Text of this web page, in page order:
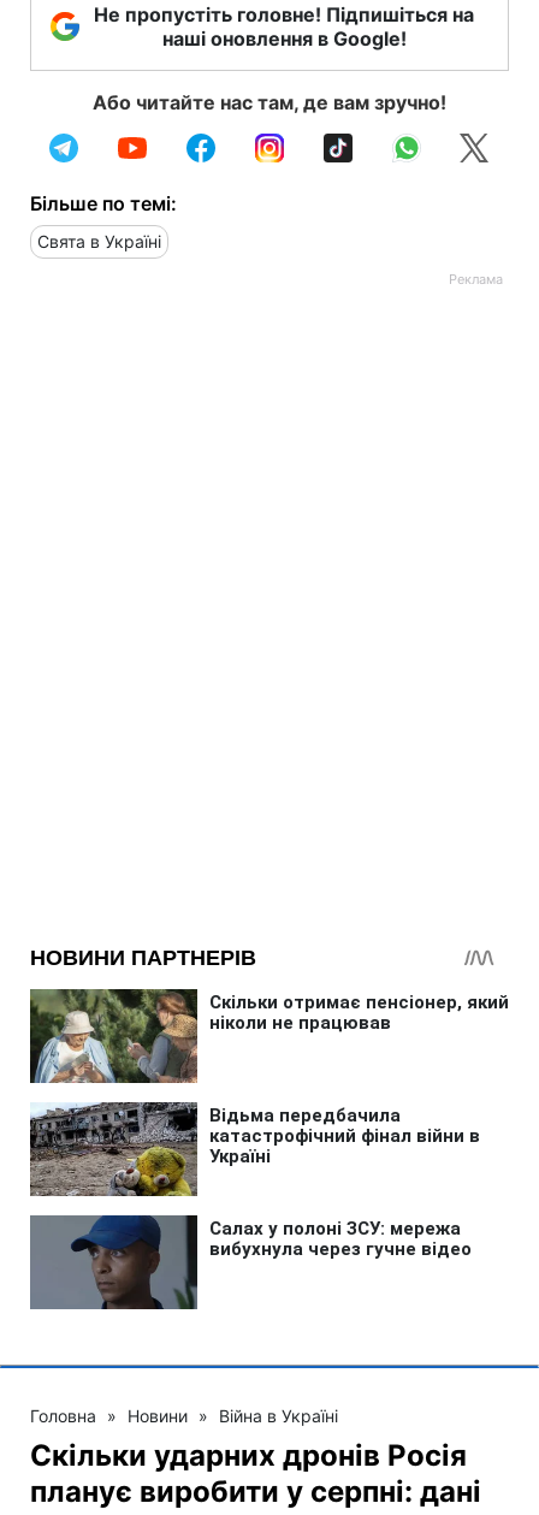
Не пропустіть головне! Підпишіться на
наші оновлення в Google!
Або читайте нас там, де вам зручно!
Більше по темі:
Свята в Україні
Головна » Новини » Війна в Україні
Скільки ударних дронів Росія
планує виробити у серпні: дані